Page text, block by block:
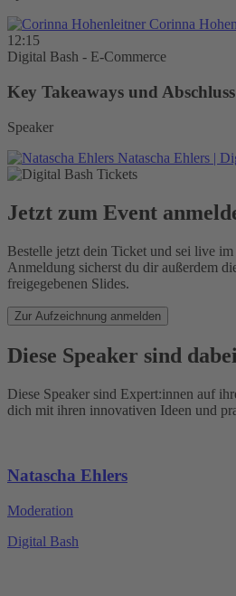
Corinna
12:15
Digital Bash - E-Commerce
Key Takeaways und Abschluss
Speaker
Natascha Ehlers |
Jetzt zum Event
Bestelle jetzt dein Ticket und sei live
Anmeldung sicherst du dir außerdem
freigegebenen Slides.
Zur Aufzeichnung anmelden
Diese Speaker sind dabei
Diese Speaker sind Expert:innen auf
dich mit ihren innovativen Ideen und
Natascha Ehlers
Moderation
Digital Bash